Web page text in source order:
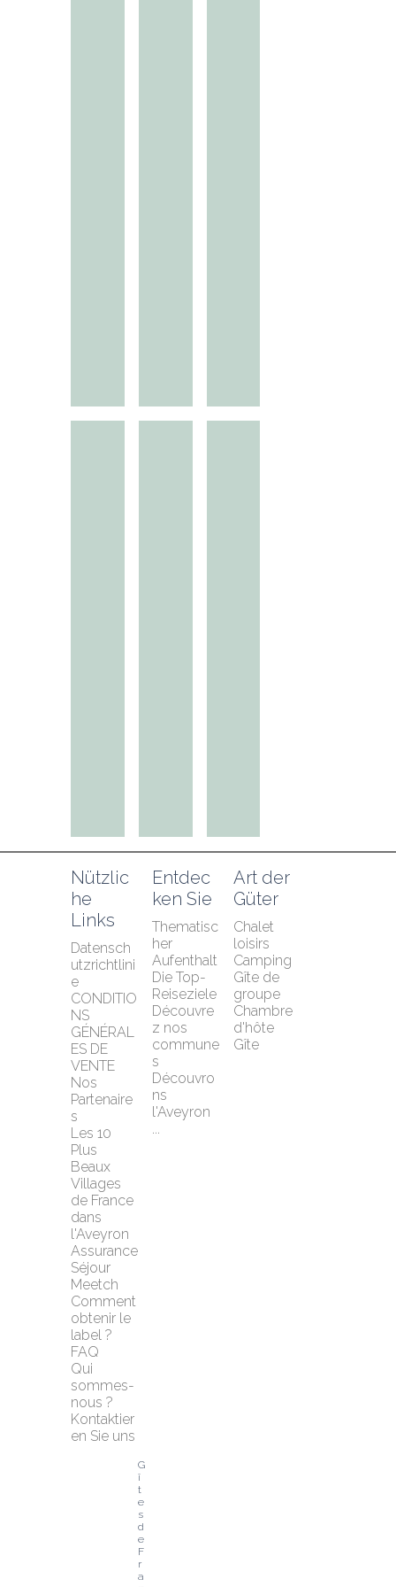
Nützlic
he
Links
Datensch
utzrichtlini
e
CONDITIO
NS
GÉNÉRAL
ES DE
VENTE
Nos
Partenaire
s
Les 10
Plus
Beaux
Villages
de France
dans
l'Aveyron
Assurance
Séjour
Meetch
Comment
obtenir le
label ?
FAQ
Qui
sommes-
nous ?
Kontaktier
en Sie uns
Entdec
ken Sie
Thematisc
her
Aufenthalt
Die Top-
Reiseziele
Découvre
z nos
commune
s
Découvro
ns
l'Aveyron
Art der
Güter
Chalet
loisirs
Camping
Gîte de
groupe
Chambre
d'hôte
Gîte
G
î
t
e
s
d
e
F
r
a